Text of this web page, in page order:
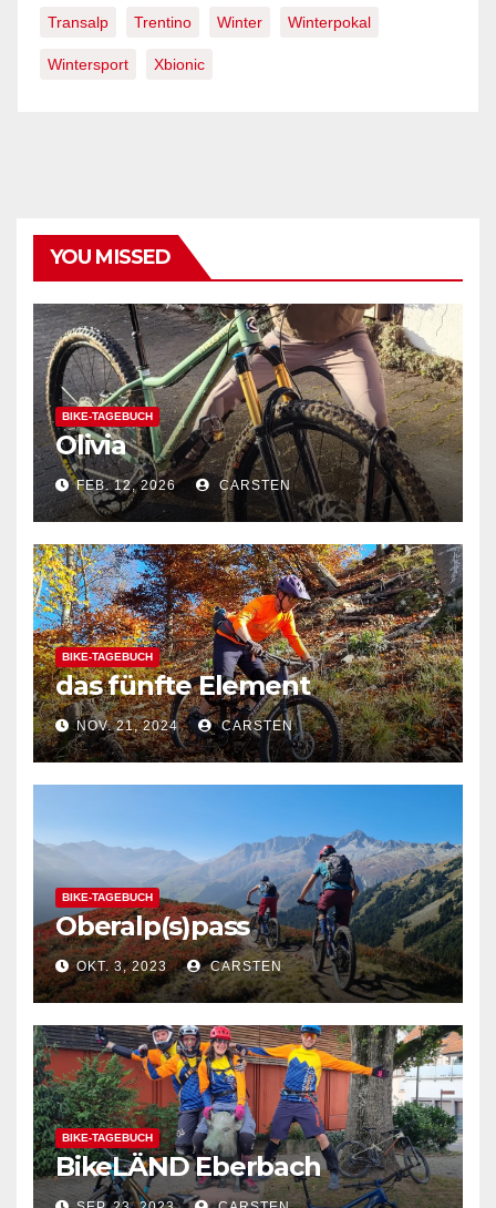
Transalp Trentino Winter Winterpokal
Wintersport Xbionic
YOU MISSED
BIKE-TAGEBUCH
Olivia
FEB. 12, 2026 CARSTEN
BIKE-TAGEBUCH
das fünfte Element
NOV. 21, 2024 CARSTEN
BIKE-TAGEBUCH
Oberalp(s)pass
OKT. 3, 2023 CARSTEN
BIKE-TAGEBUCH
BikeLÄND Eberbach